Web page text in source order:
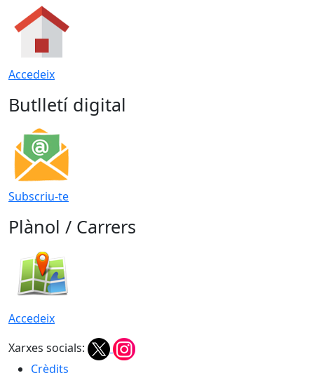
Accedeix
Butlletí digital
Subscriu-te
Plànol / Carrers
Accedeix
Xarxes socials:
Crèdits